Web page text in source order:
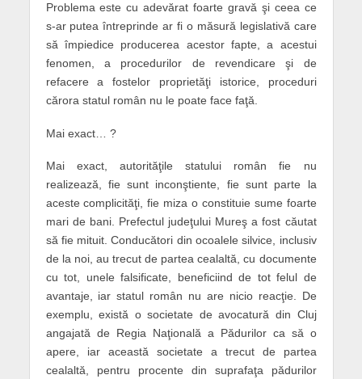
Problema este cu adevărat foarte gravă şi ceea ce
s-ar putea întreprinde ar fi o măsură legislativă care
să împiedice producerea acestor fapte, a acestui
fenomen, a procedurilor de revendicare şi de
refacere a fostelor proprietăţi istorice, proceduri
cărora statul român nu le poate face faţă.
Mai exact… ?
Mai exact, autorităţile statului român fie nu
realizează, fie sunt inconştiente, fie sunt parte la
aceste complicităţi, fie miza o constituie sume foarte
mari de bani. Prefectul judeţului Mureş a fost căutat
să fie mituit. Conducători din ocoalele silvice, inclusiv
de la noi, au trecut de partea cealaltă, cu documente
cu tot, unele falsificate, beneficiind de tot felul de
avantaje, iar statul român nu are nicio reacţie. De
exemplu, există o societate de avocatură din Cluj
angajată de Regia Naţională a Pădurilor ca să o
apere, iar această societate a trecut de partea
cealaltă, pentru procente din suprafaţa pădurilor